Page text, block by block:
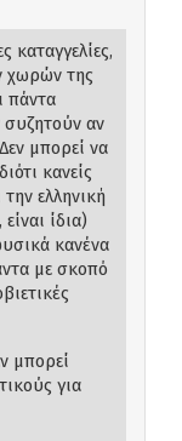
καταγγελίες,
χωρών της
πάντα
συζητούν αν
μπορεί να
κανείς
ελληνική
ίδια)
κανένα
με σκοπό
μπορεί
για